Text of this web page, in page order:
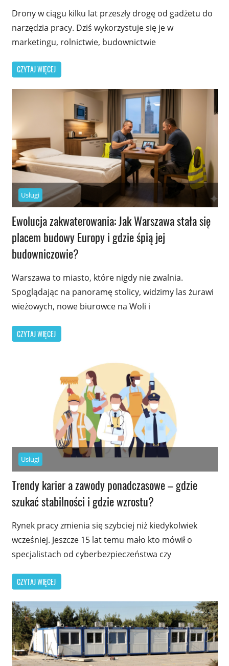
Drony w ciągu kilku lat przeszły drogę od gadżetu do
narzędzia pracy. Dziś wykorzystuje się je w
marketingu, rolnictwie, budownictwie
CZYTAJ WIĘCEJ
Usługi
Ewolucja zakwaterowania: Jak Warszawa stała się
placem budowy Europy i gdzie śpią jej
budowniczowie?
Warszawa to miasto, które nigdy nie zwalnia.
Spoglądając na panoramę stolicy, widzimy las żurawi
wieżowych, nowe biurowce na Woli i
CZYTAJ WIĘCEJ
Usługi
Trendy karier a zawody ponadczasowe – gdzie
szukać stabilności i gdzie wzrostu?
Rynek pracy zmienia się szybciej niż kiedykolwiek
wcześniej. Jeszcze 15 lat temu mało kto mówił o
specjalistach od cyberbezpieczeństwa czy
CZYTAJ WIĘCEJ